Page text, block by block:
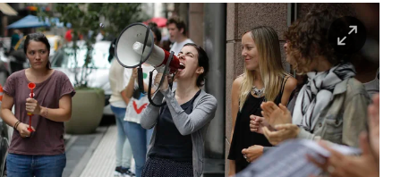
sport
berlin
nord
wahrheit